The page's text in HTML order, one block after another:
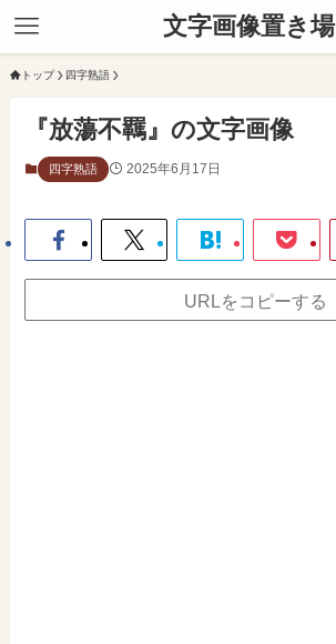
文字画像置き場
トップ 四字熟語
『放蕩不羈』の文字画像
四字熟語 2025年6月17日
URLをコピーする